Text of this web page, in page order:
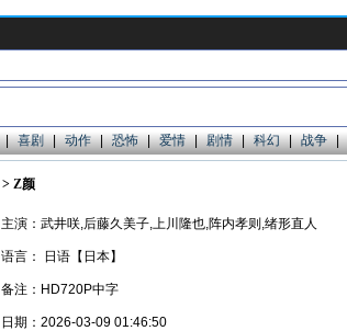
| 喜剧 | 动作 | 恐怖 | 爱情 | 剧情 | 科幻 | 战争 |
> Z颜
主演：武井咲,后藤久美子,上川隆也,阵内孝则,绪形直人
语言： 日语【日本】
备注：HD720P中字
日期：2026-03-09 01:46:50